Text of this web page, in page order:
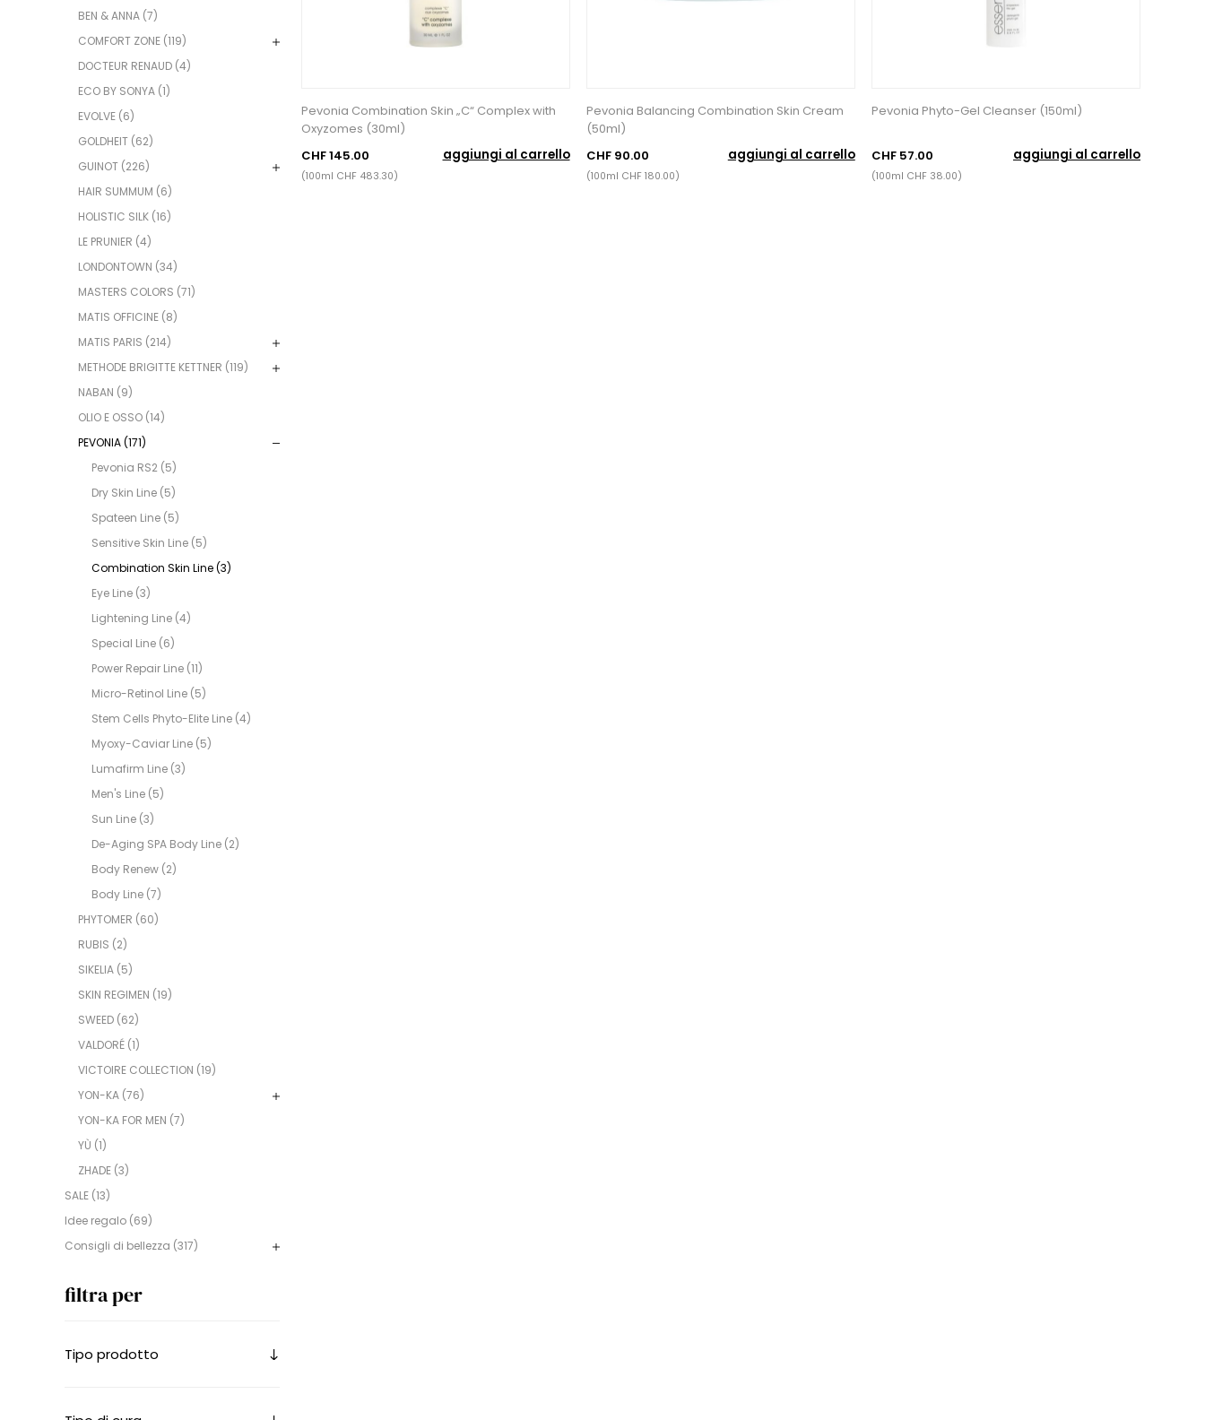
BEN & ANNA (7)
COMFORT ZONE (119)
DOCTEUR RENAUD (4)
ECO BY SONYA (1)
EVOLVE (6)
GOLDHEIT (62)
GUINOT (226)
HAIR SUMMUM (6)
HOLISTIC SILK (16)
LE PRUNIER (4)
LONDONTOWN (34)
MASTERS COLORS (71)
MATIS OFFICINE (8)
MATIS PARIS (214)
METHODE BRIGITTE KETTNER (119)
NABAN (9)
OLIO E OSSO (14)
PEVONIA (171)
Pevonia RS2 (5)
Dry Skin Line (5)
Spateen Line (5)
Sensitive Skin Line (5)
Combination Skin Line (3)
Eye Line (3)
Lightening Line (4)
Special Line (6)
Power Repair Line (11)
Micro-Retinol Line (5)
Stem Cells Phyto-Elite Line (4)
Myoxy-Caviar Line (5)
Lumafirm Line (3)
Men's Line (5)
Sun Line (3)
De-Aging SPA Body Line (2)
Body Renew (2)
Body Line (7)
PHYTOMER (60)
RUBIS (2)
SIKELIA (5)
SKIN REGIMEN (19)
SWEED (62)
VALDORÉ (1)
VICTOIRE COLLECTION (19)
YON-KA (76)
YON-KA FOR MEN (7)
YÙ (1)
ZHADE (3)
SALE (13)
Idee regalo (69)
Consigli di bellezza (317)
filtra per
Tipo prodotto
Pevonia Combination Skin „C“ Complex with
Oxyzomes (30ml)
CHF 145.00
aggiungi al carrello
(100ml CHF 483.30)
Pevonia Balancing Combination Skin Cream
(50ml)
CHF 90.00
aggiungi al carrello
(100ml CHF 180.00)
Pevonia Phyto-Gel Cleanser (150ml)
CHF 57.00 aggiungi al carrello
(100ml CHF 38.00)